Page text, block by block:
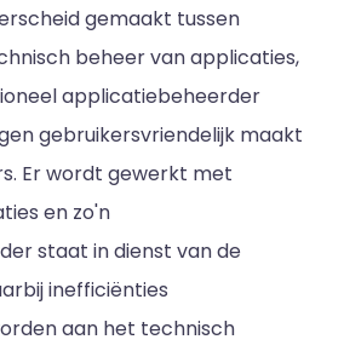
gemaakt tussen
beheer van applicaties,
applicatiebeheerder
gebruikersvriendelijk maakt
Er wordt gewerkt met
en zo'n
staat in dienst van de
inefficiënties
aan het technisch